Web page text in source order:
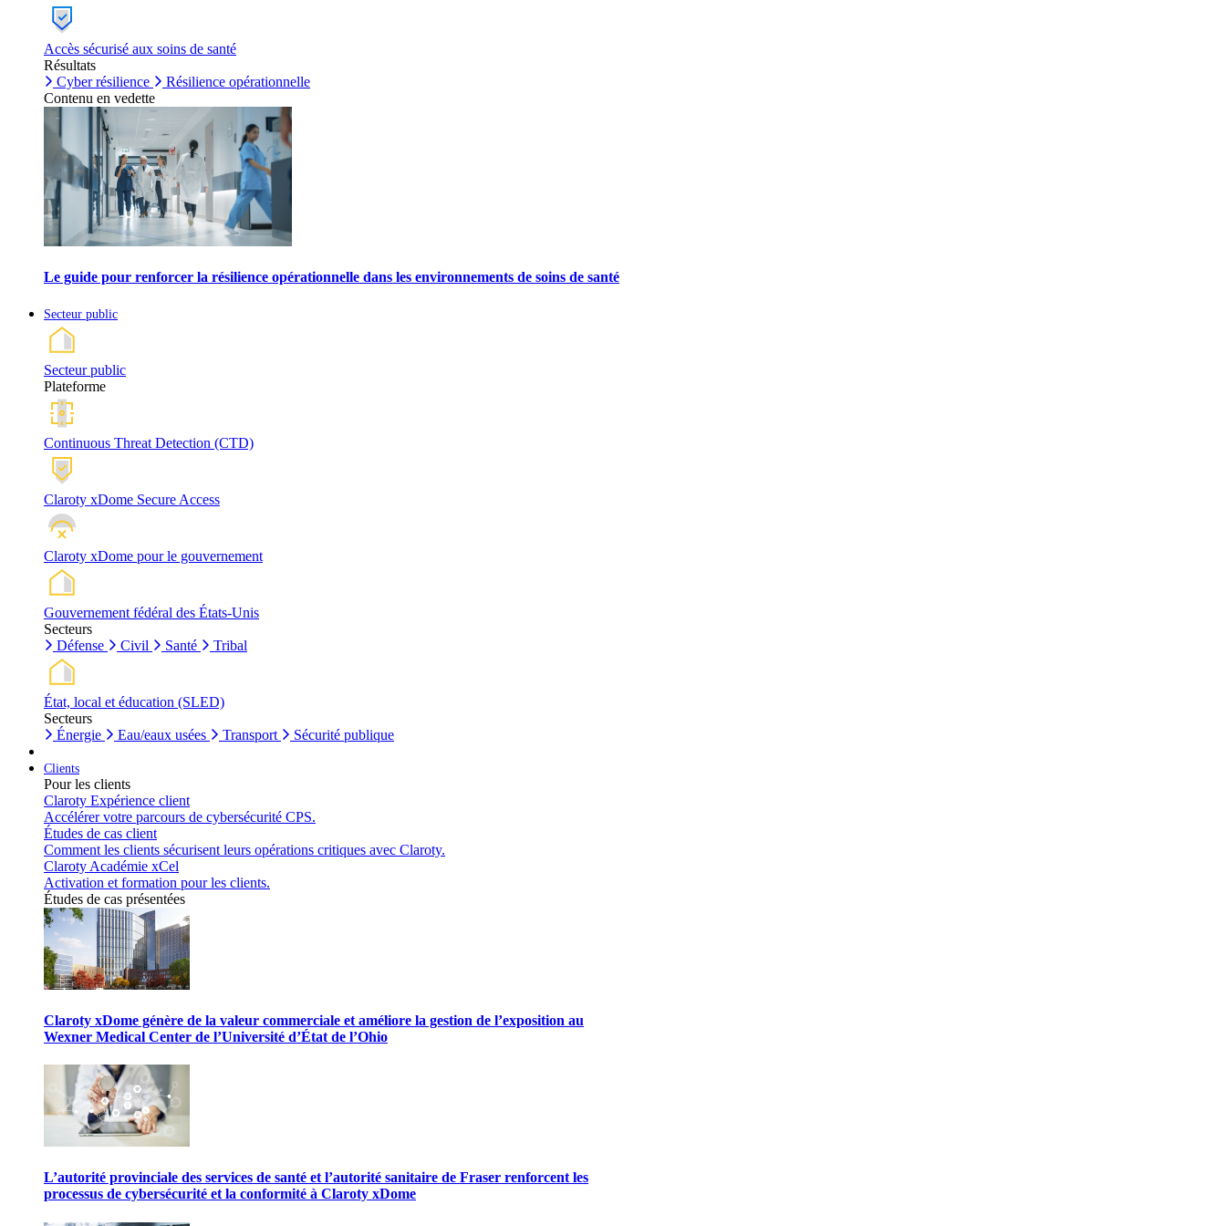
Accès sécurisé aux soins de santé
Résultats
Cyber résilience
Résilience opérationnelle
Contenu en vedette
Le guide pour renforcer la résilience opérationnelle dans les environnements de soins de santé
Secteur public
Secteur public
Plateforme
Continuous Threat Detection (CTD)
Claroty xDome Secure Access
Claroty xDome pour le gouvernement
Gouvernement fédéral des États-Unis
Secteurs
Défense
Civil Santé Tribal
État, local et éducation (SLED)
Secteurs
Énergie
Eau/eaux usées Transport Sécurité publique
Clients
Pour les clients
Claroty Expérience client
Accélérer votre parcours de cybersécurité CPS.
Études de cas client
Comment les clients sécurisent leurs opérations critiques avec Claroty.
Claroty Académie xCel
Activation et formation pour les clients.
Études de cas présentées
Claroty xDome génère de la valeur commerciale et améliore la gestion de l’exposition au
Wexner Medical Center de l’Université d’État de l’Ohio
L’autorité provinciale des services de santé et l’autorité sanitaire de Fraser renforcent les
processus de cybersécurité et la conformité à Claroty xDome